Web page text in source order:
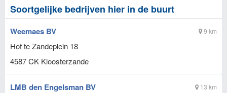
Soortgelijke bedrijven hier in de buurt
9 km
Weemaes BV
Hof te Zandeplein 18
4587 CK Kloosterzande
13 km
LMB den Engelsman BV